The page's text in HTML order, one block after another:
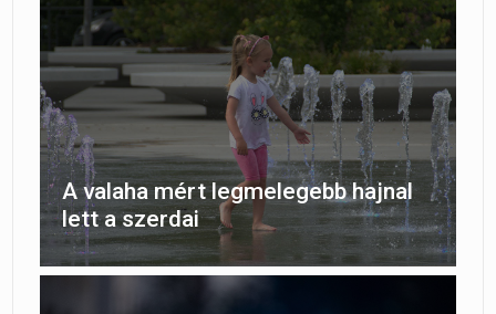
A valaha mért legmelegebb hajnal
lett a szerdai